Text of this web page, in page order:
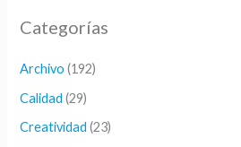
a
o
r
Categorías
Archivo (192)
Calidad (29)
Creatividad (23)